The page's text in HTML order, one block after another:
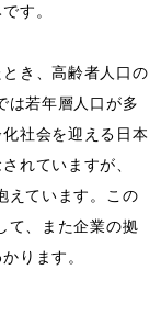
す。
き、高齢者人口の
は若年層人口が多
社会を迎える日本
れていますが、
えています。この
て、また企業の拠
ります。